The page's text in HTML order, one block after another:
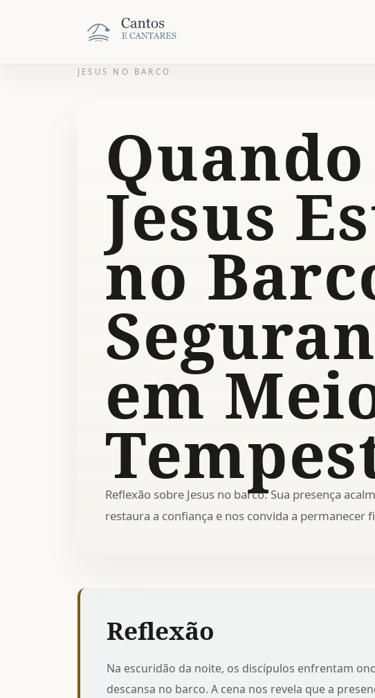
JESUS NO BARCO
Quando
Jesus
no
em
Reflexão sobre Jesus no barco: Sua presença
restaura a confiança e nos convida a permanecer
Reflexão
Na escuridão da noite, os discípulos enfrentam
descansa no barco. A cena nos revela que a